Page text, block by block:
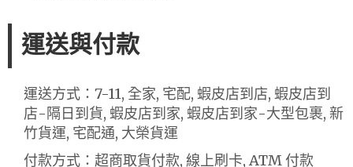
運送與付款
運送方式：7-11, 全家, 宅配, 蝦皮店到店, 蝦皮店到
店-隔日到貨, 蝦皮店到家, 蝦皮店到家-大型包裹, 新
竹貨運, 宅配通, 大榮貨運
付款方式：超商取貨付款, 線上刷卡, ATM 付款